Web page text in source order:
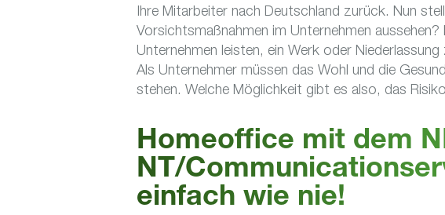
Ihre Mitarbeiter nach Deutschland zurück. Nun
Vorsichtsmaßnahmen im Unternehmen
Unternehmen leisten, ein Werk oder
Als Unternehmer müssen das Wohl und die
stehen. Welche Möglichkeit gibt es also, das
Homeoffice mit dem
NT/
einfach wie nie!